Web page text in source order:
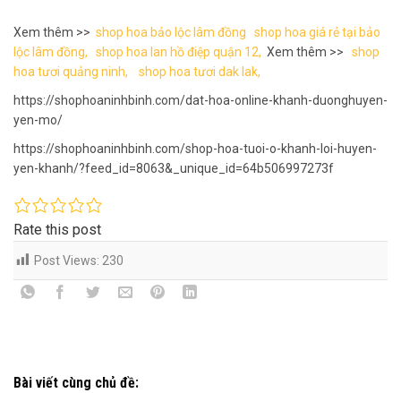
Xem thêm >> shop hoa bảo lộc lâm đồng
shop hoa giá rẻ tại bảo
lộc lâm đồng,
shop hoa lan hồ điệp quận 12, Xem thêm >> shop
hoa tươi quảng ninh,
shop hoa tươi dak lak,
https://shophoaninhbinh.com/dat-hoa-online-khanh-duonghuyen-
yen-mo/
https://shophoaninhbinh.com/shop-hoa-tuoi-o-khanh-loi-huyen-
yen-khanh/?feed_id=8063&_unique_id=64b506997273f
Rate this post
Post Views: 230
Bài viết cùng chủ đề: